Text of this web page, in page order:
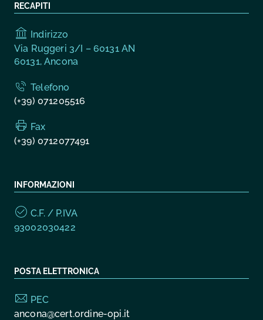
RECAPITI
Indirizzo
Via Ruggeri 3/I – 60131 AN
60131, Ancona
Telefono
(+39) 071205516
Fax
(+39) 0712077491
INFORMAZIONI
C.F. / P.IVA
93002030422
POSTA ELETTRONICA
PEC
ancona@cert.ordine-opi.it